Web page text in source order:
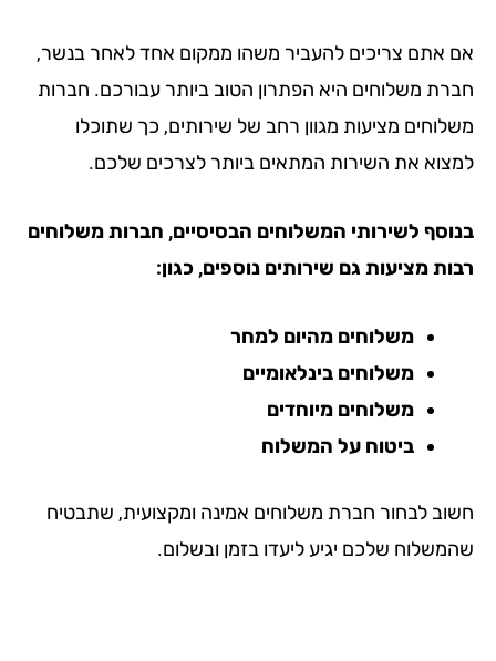
אתם צריכים להעביר משהו ממקום אחד לאחר בנשר,
משלוחים היא הפתרון הטוב ביותר עבורכם. חברות
מציעות מגוון רחב של שירותים, כך שתוכלו
את השירות המתאים ביותר לצרכים שלכם.
לשירותי המשלוחים הבסיסיים, חברות משלוחים
מציעות גם שירותים נוספים, כגון:
משלוחים מהיום למחר
משלוחים בינלאומיים
משלוחים מיוחדים
ביטוח על המשלוח
לבחור חברת משלוחים אמינה ומקצועית, שתבטיח
שלכם יגיע ליעדו בזמן ובשלום.